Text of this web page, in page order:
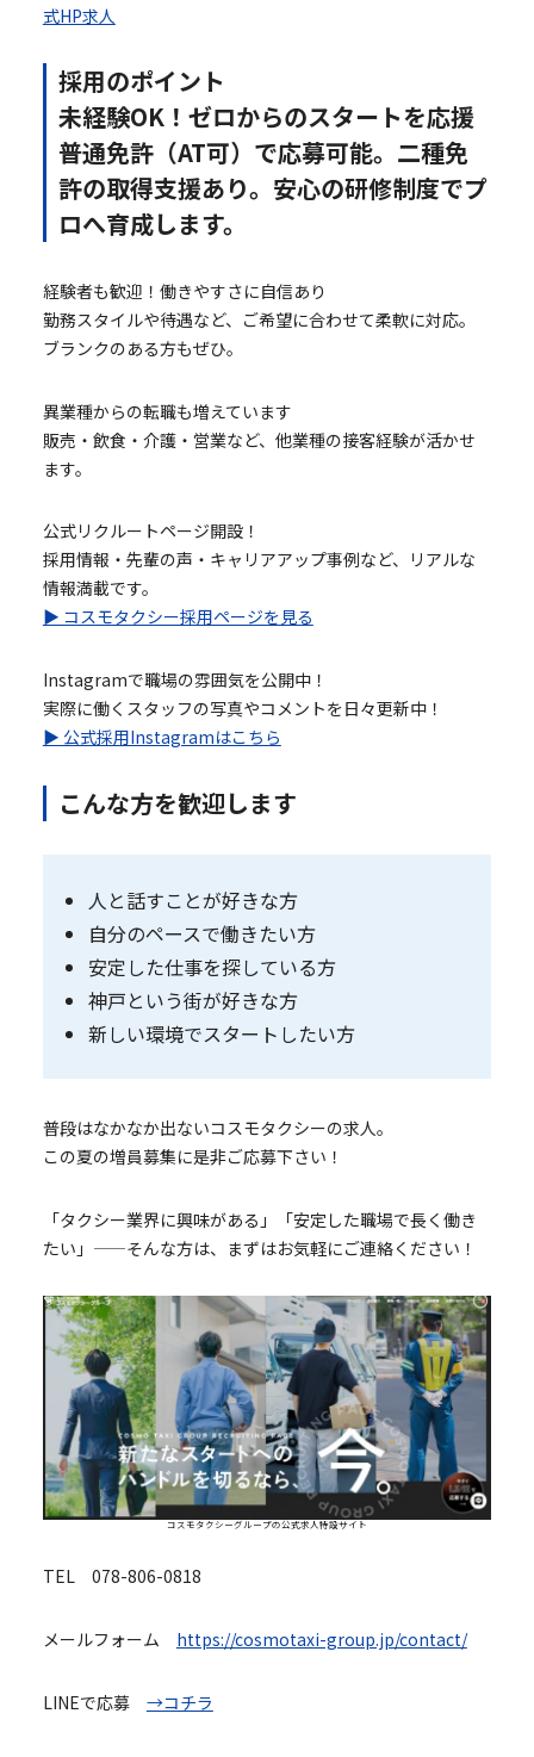
式HP求人
採用のポイント
未経験OK！ゼロからのスタートを応援
普通免許（AT可）で応募可能。二種免
許の取得支援あり。安心の研修制度でプ
ロへ育成します。
経験者も歓迎！働きやすさに自信あり
勤務スタイルや待遇など、ご希望に合わせて柔軟に対応。
ブランクのある方もぜひ。
異業種からの転職も増えています
販売・飲食・介護・営業など、他業種の接客経験が活かせ
ます。
公式リクルートページ開設！
採用情報・先輩の声・キャリアアップ事例など、リアルな
情報満載です。
▶ コスモタクシー採用ページを見る
Instagramで職場の雰囲気を公開中！
実際に働くスタッフの写真やコメントを日々更新中！
▶ 公式採用Instagramはこちら
こんな方を歓迎します
人と話すことが好きな方
自分のペースで働きたい方
安定した仕事を探している方
神戸という街が好きな方
新しい環境でスタートしたい方
普段はなかなか出ないコスモタクシーの求人。
この夏の増員募集に是非ご応募下さい！
「タクシー業界に興味がある」「安定した職場で長く働き
たい」——そんな方は、まずはお気軽にご連絡ください！
コスモタクシーグループの公式求人特設サイト
TEL 078-806-0818
メールフォーム https://cosmotaxi-group.jp/contact/
LINEで応募 →コチラ